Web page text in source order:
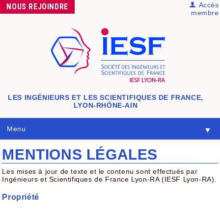
LES INGÉNIEURS ET LES SCIENTIFIQUES DE FRANCE,
LYON-RHÔNE-AIN
Accès
membre
NOUS REJOINDRE
Menu ▼
MENTIONS LÉGALES
Les mises à jour de texte et le contenu sont effectués par
Ingénieurs et Scientifiques de France Lyon-RA (IESF Lyon-RA).
Propriété